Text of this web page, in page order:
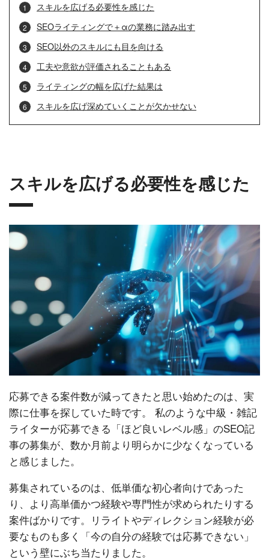
スキルを広げる必要性を感じた
SEOライティングで＋αの業務に踏み出す
SEO以外のスキルにも目を向ける
工夫や意欲が評価されることもある
ライティングの幅を広げた結果は
スキルを広げ深めていくことが欠かせない
スキルを広げる必要性を感じた
応募できる案件数が減ってきたと思い始めたのは、実
際に仕事を探していた時です。 私のような中級・雑記
ライターが応募できる「ほど良いレベル感」のSEO記
事の募集が、数か月前より明らかに少なくなっている
と感じました。
募集されているのは、低単価な初心者向けであった
り、より高単価かつ経験や専門性が求められたりする
案件ばかりです。リライトやディレクション経験が必
要なものも多く「今の自分の経験では応募できない」
という壁にぶち当たりました。